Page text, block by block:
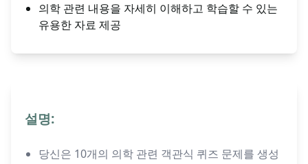
의학 관련 내용을 자세히 이해하고 학습할 수 있는
유용한 자료 제공
설명:
당신은 10개의 의학 관련 객관식 퀴즈 문제를 생성